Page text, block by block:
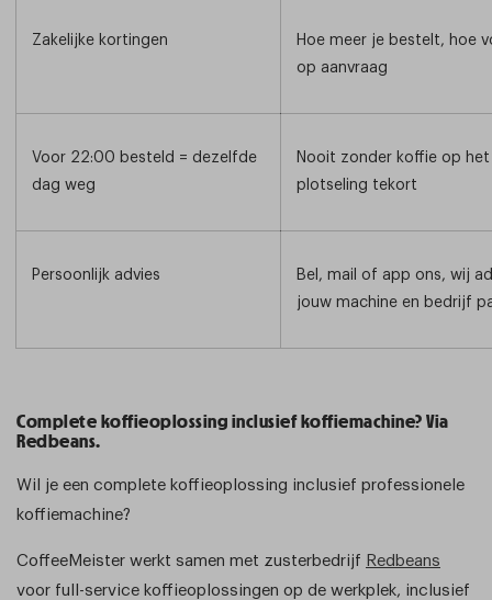
Zakelijke kortingen
Hoe meer je bestelt, hoe
op aanvraag
Voor 22:00 besteld = dezelfde
dag weg
Nooit zonder koffie op
plotseling tekort
Persoonlijk advies
Bel, mail of app ons, wij
jouw machine en bedrijf
Complete koffieoplossing inclusief koffiemachine? Via
Redbeans.
Wil je een complete koffieoplossing inclusief professionele
koffiemachine?
CoffeeMeister werkt samen met zusterbedrijf Redbeans
voor full-service koffieoplossingen op de werkplek, inclusief